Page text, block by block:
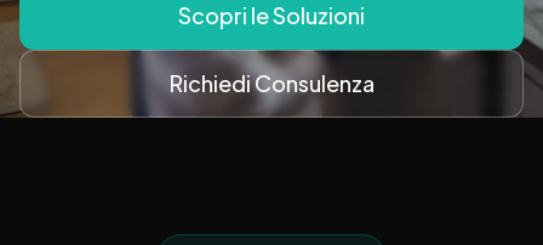
Scopri le Soluzioni
Richiedi Consulenza